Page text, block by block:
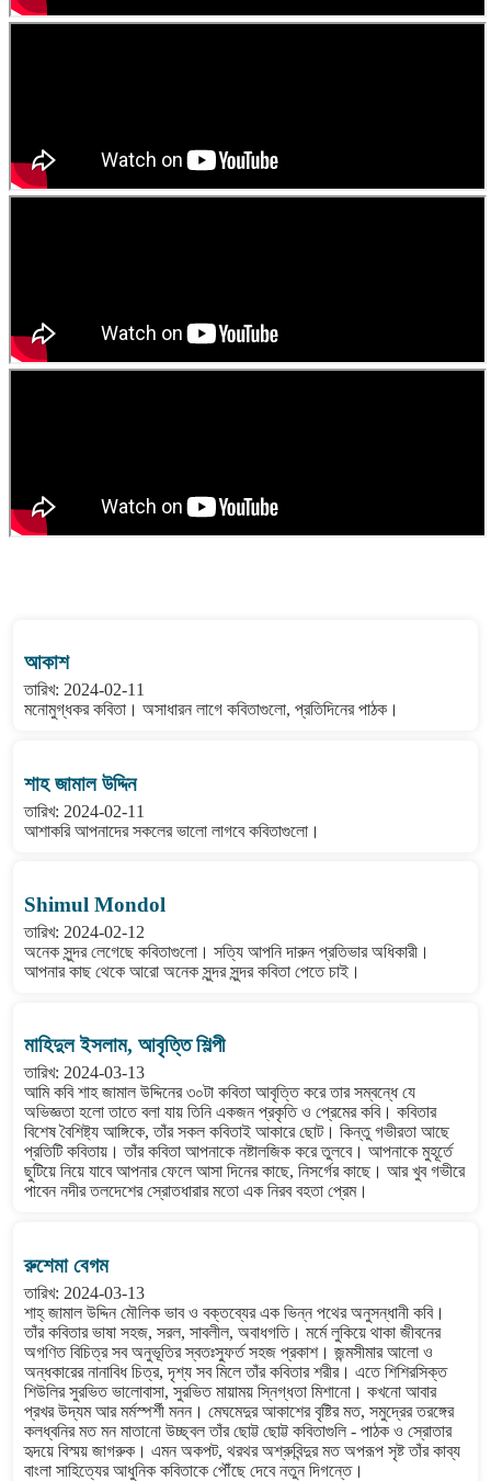
আকাশ
তারিখ: 2024-02-11
মনোমুগ্ধকর কবিতা। অসাধারন লাগে কবিতাগুলো, প্রতিদিনের পাঠক।
শাহ জামাল উদ্দিন
তারিখ: 2024-02-11
আশাকরি আপনাদের সকলের ভালো লাগবে কবিতাগুলো।
Shimul Mondol
তারিখ: 2024-02-12
অনেক সুন্দর লেগেছে কবিতাগুলো। সত্যি আপনি দারুন প্রতিভার অধিকারী।
আপনার কাছ থেকে আরো অনেক সুন্দর সুন্দর কবিতা পেতে চাই।
মাহিদুল ইসলাম, আবৃত্তি শিল্পী
তারিখ: 2024-03-13
আমি কবি শাহ জামাল উদ্দিনের ৩০টা কবিতা আবৃত্তি করে তার সম্বন্ধে যে
অভিজ্ঞতা হলো তাতে বলা যায় তিনি একজন প্রকৃতি ও প্রেমের কবি। কবিতার
বিশেষ বৈশিষ্ট্য আঙ্গিকে, তাঁর সকল কবিতাই আকারে ছোট। কিন্তু গভীরতা আছে
প্রতিটি কবিতায়। তাঁর কবিতা আপনাকে নষ্টালজিক করে তুলবে। আপনাকে মুহূর্তে
ছুটিয়ে নিয়ে যাবে আপনার ফেলে আসা দিনের কাছে, নিসর্গের কাছে। আর খুব গভীরে
পাবেন নদীর তলদেশের স্রোতধারার মতো এক নিরব বহতা প্রেম।
রুশেমা বেগম
তারিখ: 2024-03-13
শাহ্ জামাল উদ্দিন মৌলিক ভাব ও বক্তব্যের এক ভিন্ন পথের অনুসন্ধানী কবি।
তাঁর কবিতার ভাষা সহজ, সরল, সাবলীল, অবাধগতি। মর্মে লুকিয়ে থাকা জীবনের
অগণিত বিচিত্র সব অনুভূতির স্বতঃস্ফুর্ত সহজ প্রকাশ। জন্মসীমার আলো ও
অন্ধকারের নানাবিধ চিত্র, দৃশ্য সব মিলে তাঁর কবিতার শরীর। এতে শিশিরসিক্ত
শিউলির সুরভিত ভালোবাসা, সুরভিত মায়াময় স্নিগ্ধতা মিশানো। কখনো আবার
প্রখর উদ্যম আর মর্মস্পর্শী মনন। মেঘমেদুর আকাশের বৃষ্টির মত, সমুদ্রের তরঙ্গের
কলধ্বনির মত মন মাতানো উচ্ছ্বল তাঁর ছোট্ট ছোট্ট কবিতাগুলি - পাঠক ও স্রোতার
হৃদয়ে বিস্ময় জাগরুক। এমন অকপট, থরথর অশ্রুবিন্দুর মত অপরূপ সৃষ্ট তাঁর কাব্য
বাংলা সাহিত্যের আধুনিক কবিতাকে পৌঁছে দেবে নতুন দিগন্তে।